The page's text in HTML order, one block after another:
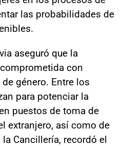
las probabilidades de
aseguró que la
con
género. Entre los
para potenciar la
puestos de toma de
extranjero, así como de
Cancillería, recordó el